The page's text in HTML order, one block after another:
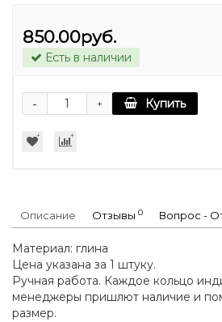
850.00руб.
Есть в наличии
+
- Купить
Описание Отзывы 0 Вопрос -
Материал: глина
Цена указана за 1 штуку.
Ручная работа. Каждое кольцо
менеджеры пришлют наличие и
размер.